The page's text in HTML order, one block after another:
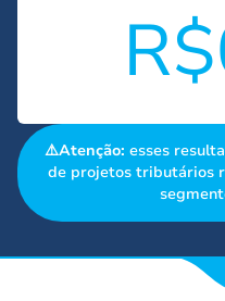
⚠️Atenção: esses
de projetos tributários